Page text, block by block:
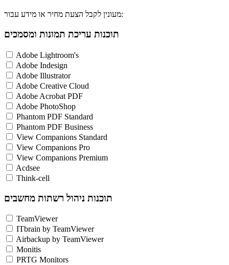
מעונין לקבל הצעת מחיר או מידע עבור:
תוכנות עריכת תמונות ומסמכים
Adobe Lightroom's
Adobe Indesign
Adobe Illustrator
Adobe Creative Cloud
Adobe Acrobat PDF
Adobe PhotoShop
Phantom PDF Standard
Phantom PDF Business
View Companions Standard
View Companions Pro
View Companions Premium
Acdsee
Think-cell
תוכנות ניהול רשתות מחשבים
TeamViewer
ITbrain by TeamViewer
Airbackup by TeamViewer
Monitis
PRTG Monitors